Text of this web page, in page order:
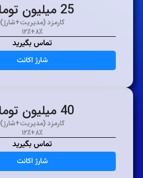
25 میلیون تومان
کارمزد (مدیریت+شارژ)
۸٪+۱۲٪
تماس بگیرید
شارژ اکانت
40 میلیون تومان
کارمزد (مدیریت+شارژ)
۸٪+۱۲٪
تماس بگیرید
شارژ اکانت